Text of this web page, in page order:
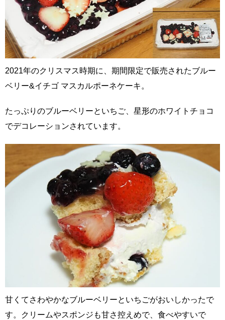
2021年のクリスマス時期に、期間限定で販売されたブルー
ベリー&イチゴ マスカルポーネケーキ。
たっぷりのブルーベリーといちご、星形のホワイトチョコ
でデコレーションされています。
甘くてさわやかなブルーベリーといちごがおいしかったで
す。クリームやスポンジも甘さ控えめで、食べやすいで